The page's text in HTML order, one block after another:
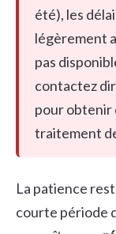
été), les
légèrement
pas
contactez
pour obtenir
traitement
La patience
courte période